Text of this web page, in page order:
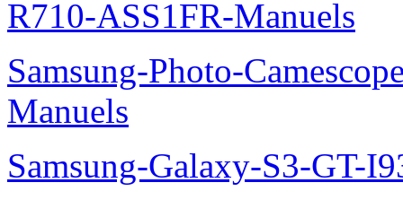
R710-ASS1FR-Manuels
Samsung-Photo-
Manuels
Samsung-Galaxy-S3-GT-